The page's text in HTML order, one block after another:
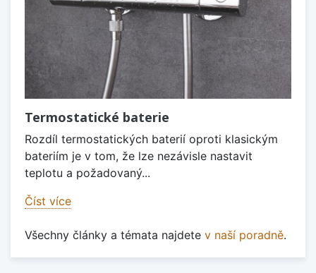
Termostatické baterie
Rozdíl termostatických baterií oproti klasickým
bateriím je v tom, že lze nezávisle nastavit
teplotu a požadovaný...
Číst více
Všechny články a témata najdete v naší poradně.